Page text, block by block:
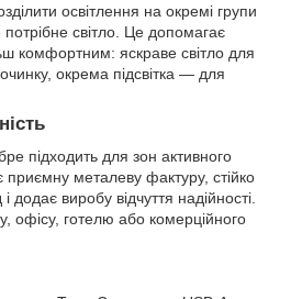
освітлення на окремі групи
світло. Це допомагає
комфортним: яскраве світло для
окрема підсвітка — для
підходить для зон активного
металеву фактуру, стійко
додає виробу відчуття надійності.
офісу, готелю або комерційного